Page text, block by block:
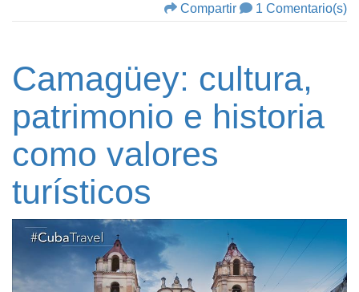
Compartir 1 Comentario(s)
Camagüey: cultura,
patrimonio e historia
como valores
turísticos